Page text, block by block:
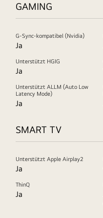
GAMING
G-Sync-kompatibel (Nvidia)
Ja
Unterstützt HGIG
Ja
Unterstützt ALLM (Auto Low
Latency Mode)
Ja
SMART TV
Unterstützt Apple Airplay2
Ja
ThinQ
Ja